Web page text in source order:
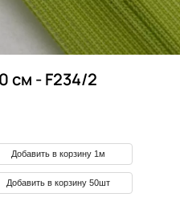
см - F234/2
Добавить в корзину 1м
Добавить в корзину 50шт